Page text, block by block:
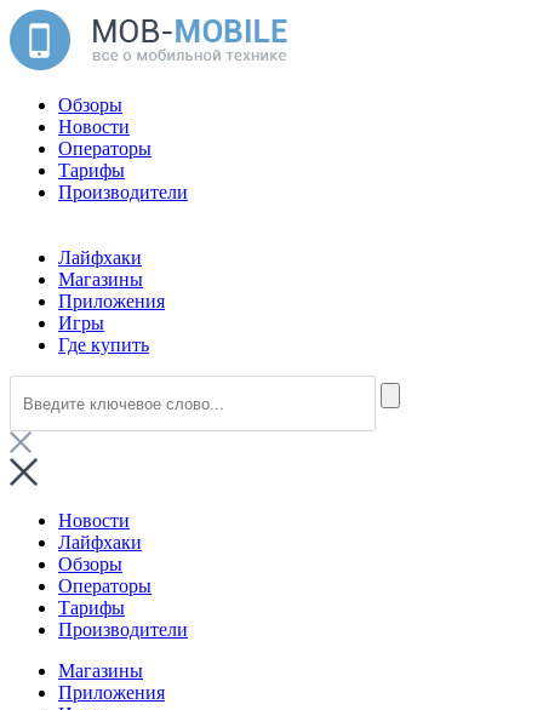
Обзоры
Новости
Операторы
Тарифы
Производители
Лайфхаки
Магазины
Приложения
Игры
Где купить
Новости
Лайфхаки
Обзоры
Операторы
Тарифы
Производители
Магазины
Приложения